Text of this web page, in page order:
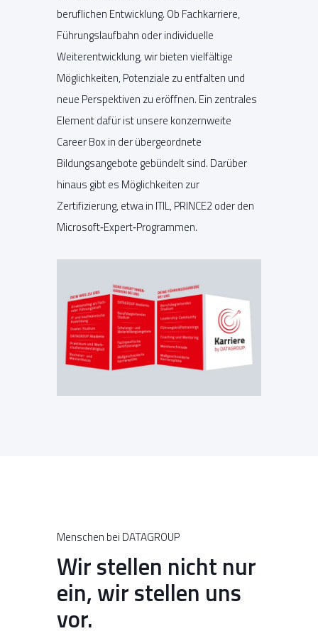
beruflichen Entwicklung. Ob Fachkarriere,
Führungslaufbahn oder individuelle
Weiterentwicklung, wir bieten vielfältige
Möglichkeiten, Potenziale zu entfalten und
neue Perspektiven zu eröffnen. Ein zentrales
Element dafür ist unsere konzernweite
Career Box in der übergeordnete
Bildungsangebote gebündelt sind. Darüber
hinaus gibt es Möglichkeiten zur
Zertifizierung, etwa in ITIL, PRINCE2 oder den
Microsoft‑Expert‑Programmen.
Menschen bei DATAGROUP
Wir stellen nicht nur
ein, wir stellen uns
vor.